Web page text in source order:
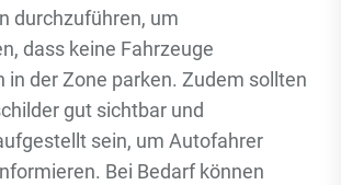
durchzuführen, um
dass keine Fahrzeuge
in der Zone parken. Zudem sollten
gut sichtbar und
sein, um Autofahrer
Bei Bedarf können